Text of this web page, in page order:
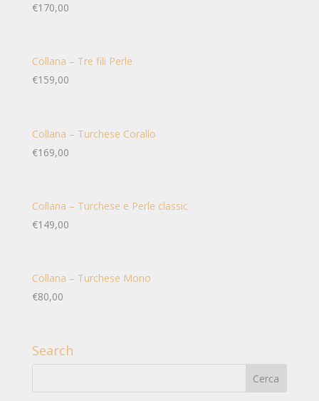
€170,00
Collana – Tre fili Perle
€159,00
Collana – Turchese Corallo
€169,00
Collana – Turchese e Perle classic
€149,00
Collana – Turchese Mono
€80,00
Search